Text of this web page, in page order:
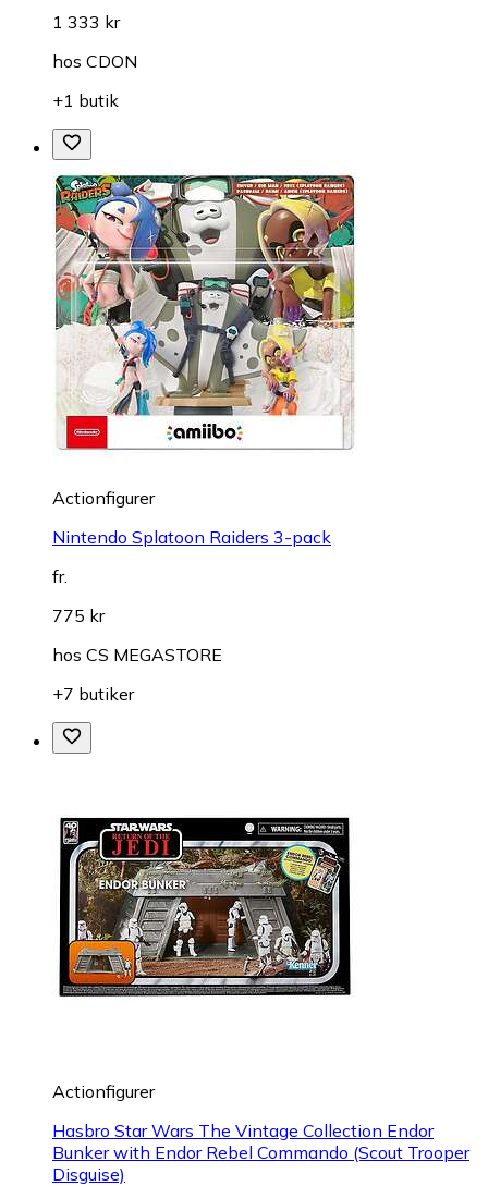
1 333 kr
hos CDON
+1 butik
Actionfigurer
Nintendo Splatoon Raiders 3-pack
fr.
775 kr
hos CS MEGASTORE
+7 butiker
Actionfigurer
Hasbro Star Wars The Vintage Collection Endor
Bunker with Endor Rebel Commando (Scout Trooper
Disguise)